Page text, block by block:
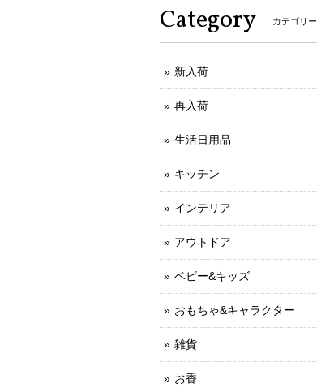
Category カテゴリー
新入荷
再入荷
生活日用品
キッチン
インテリア
アウトドア
ベビー&キッズ
おもちゃ&キャラクター
雑貨
お香